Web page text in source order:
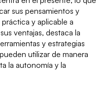
sus pensamientos y
y aplicable a
ventajas, destaca la
y estrategias
utilizar de manera
la autonomía y la